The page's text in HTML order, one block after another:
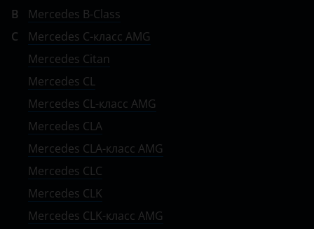
Ravon
Renault
Saab
Seat
Skoda
Smart
SsangYong
Subaru
B
Mercedes B-Class
C
Mercedes C-класс AMG
Mercedes Citan
Mercedes CL
Mercedes CL-класс AMG
Mercedes CLA
Mercedes CLA-класс AMG
Mercedes CLC
Mercedes CLK
Mercedes CLK-класс AMG